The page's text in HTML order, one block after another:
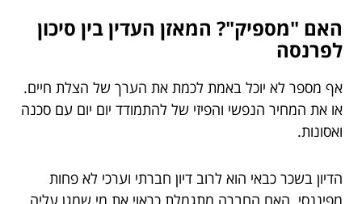
האם "מספיק"? המאזן העדין בין סיכון
לפרנסה
אף מספר לא יוכל באמת לכמת את הערך של הצלת חיים.
או את המחיר הנפשי והפיזי של להתמודד יום יום עם סכנה
ואסונות.
הדיון בשכר כבאי הוא לרוב דיון חברתי וערכי לא פחות